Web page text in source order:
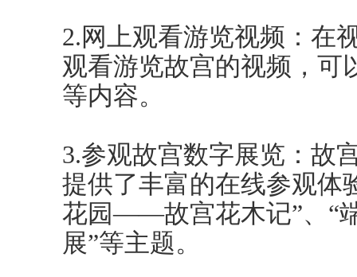
2.网上观看游览视频：在
观看游览故宫的视频，可
等内容。
3.参观故宫数字展览：故
提供了丰富的在线参观体
花园——故宫花木记”、“
展”等主题。